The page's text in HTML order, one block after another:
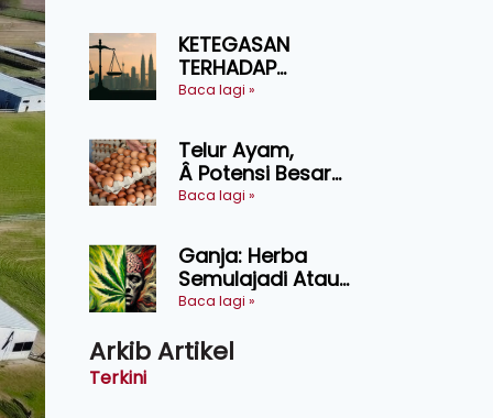
Ternakan
Ruminan
KETEGASAN
TERHADAP
KEDAULATAN
ASAS KEPADA
KEADILAN DAN
KEHARMONIAN
Baca lagi »
Telur Ayam,
Â Potensi Besar
Dalam Industri
Kosmetik dan
Penyelidikan
Baca lagi »
Ganja: Herba
Semulajadi Atau
Ancaman
Baca lagi »
Arkib Artikel
Terkini